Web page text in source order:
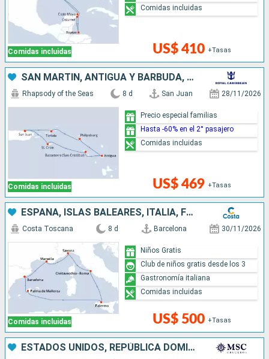
Comidas incluidas US$ 410 +Tasas
Comidas incluidas
SAN MARTÍN, ANTIGUA Y BARBUDA, PUERTO RICO
Comidas incluidas
Rhapsody of the Seas 8 d San Juan 28/11/2026
US$ 469 +Tasas
Precio especial familias
Hasta -60% en el 2° pasajero
Comidas incluidas
ESPAÑA, ISLAS BALEARES, ITALIA, FRANCIA
Comidas incluidas
Costa Toscana 8 d Barcelona 30/11/2026
US$ 500 +Tasas
Niños Gratis
Club de niños gratis desde los 3
Gastronomía italiana
Comidas incluidas
ESTADOS UNIDOS, REPÚBLICA DOMINICANA, PUERTO RICO, BAHAMAS